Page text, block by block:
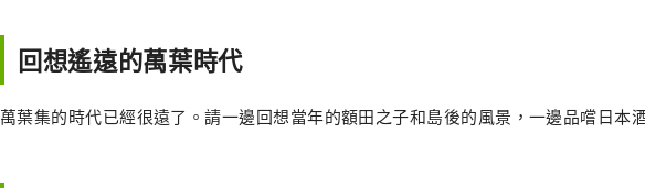
回想遙遠的萬葉時代
萬葉集的時代已經很遠了。請一邊回想當年的額田之子和島後的風景，一邊品嚐日本